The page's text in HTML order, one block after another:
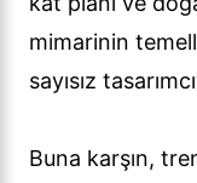
mimarinin
sayısız
Buna karşın,